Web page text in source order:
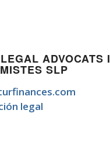
ADVOCATS I
SLP
legal